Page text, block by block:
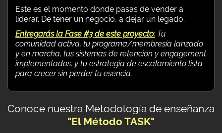
Este es el momento donde pasas de vender a
liderar. De tener un negocio, a dejar un legado.
Entregarás la Fase #3 de este proyecto:Tu
comunidad activa, tu programa/membresía lanzado
y en marcha, tus sistemas de retención y engagement
implementados, y tu estrategia de escalamiento lista
para crecer sin perder tu esencia.
Conoce nuestra Metodología de enseñanza
"El Método TASK"